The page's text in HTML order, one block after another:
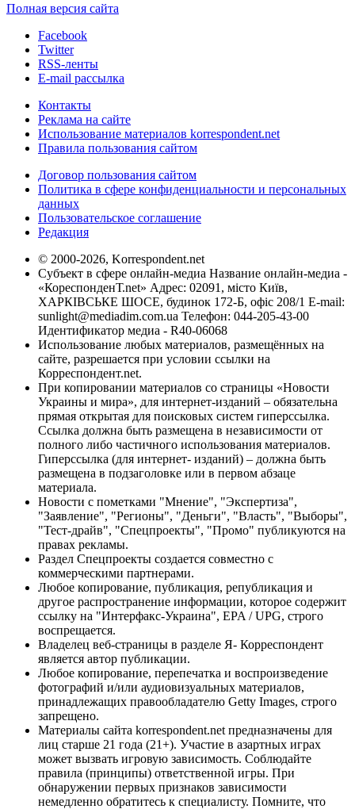
Полная версия сайта
Facebook
Twitter
RSS-ленты
E-mail рассылка
Контакты
Реклама на сайте
Использование материалов korrespondent.net
Правила пользования сайтом
Договор пользования сайтом
Политика в сфере конфиденциальности и персональных
данных
Пользовательское соглашение
Редакция
© 2000-2026, Korrespondent.net
Субъект в сфере онлайн-медиа Название онлайн-медиа -
«КореспонденТ.net» Адрес: 02091, місто Київ,
ХАРКІВСЬКЕ ШОСЕ, будинок 172-Б, офіс 208/1 E-mail:
sunlight@mediadim.com.ua Телефон: 044-205-43-00
Идентификатор медиа - R40-06068
Использование любых материалов, размещённых на
сайте, разрешается при условии ссылки на
Корреспондент.net.
При копировании материалов со страницы «Новости
Украины и мира», для интернет-изданий – обязательна
прямая открытая для поисковых систем гиперссылка.
Ссылка должна быть размещена в независимости от
полного либо частичного использования материалов.
Гиперссылка (для интернет- изданий) – должна быть
размещена в подзаголовке или в первом абзаце
материала.
Новости с пометками "Мнение", "Экспертиза",
"Заявление", "Регионы", "Деньги", "Власть", "Выборы",
"Тест-драйв", "Спецпроекты", "Промо" публикуются на
правах рекламы.
Раздел Спецпроекты создается совместно с
коммерческими партнерами.
Любое копирование, публикация, републикация и
другое распространение информации, которое содержит
ссылку на "Интерфакс-Украина", EPA / UPG, строго
воспрещается.
Владелец веб-страницы в разделе Я- Корреспондент
является автор публикации.
Любое копирование, перепечатка и воспроизведение
фотографий и/или аудиовизуальных материалов,
принадлежащих правообладателю Getty Images, строго
запрещено.
Материалы сайта korrespondent.net предназначены для
лиц старше 21 года (21+). Участие в азартных играх
может вызвать игровую зависимость. Соблюдайте
правила (принципы) ответственной игры. При
обнаружении первых признаков зависимости
немедленно обратитесь к специалисту. Помните, что